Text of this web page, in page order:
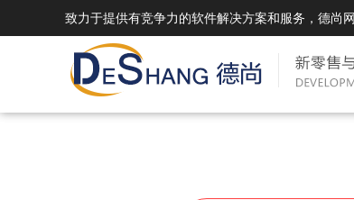
致力于提供有竞争力的软件解决方案和服务，德尚